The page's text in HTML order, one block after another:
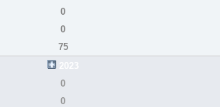
0
0
75
2023
0
0